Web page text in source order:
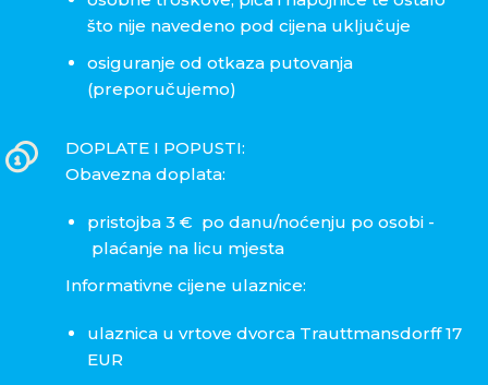
što nije navedeno pod cijena uključuje
osiguranje od otkaza putovanja
(preporučujemo)
DOPLATE I POPUSTI:
Obavezna doplata:
pristojba 3 € po danu/noćenju po osobi -
plaćanje na licu mjesta
Informativne cijene ulaznice:
ulaznica u vrtove dvorca Trauttmansdorff 17
EUR